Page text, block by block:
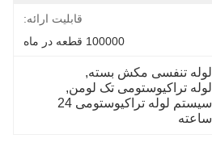
قابلیت ارائه:
100000 قطعه در ماه
لوله تنفسی مکش بسته,
لوله تراکیوستومی تک لومن,
سیستم لوله تراکیوستومی 24
ساعته